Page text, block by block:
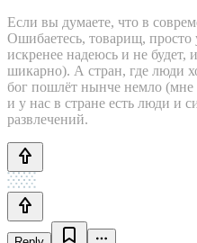
Если вы думаете, что в
Ошибаетесь, товарищ, просто
искренее надеюсь и не будет,
шикарно). А стран, где люди
бог пошлёт нынче немло (мне
и у нас в стране есть люди и
развлечений.